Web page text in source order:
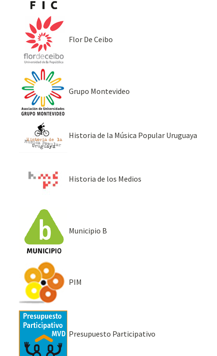
Flor De Ceibo
Grupo Montevideo
Historia de la Música Popular Uruguaya
Historia de los Medios
Municipio B
PIM
Presupuesto Participativo